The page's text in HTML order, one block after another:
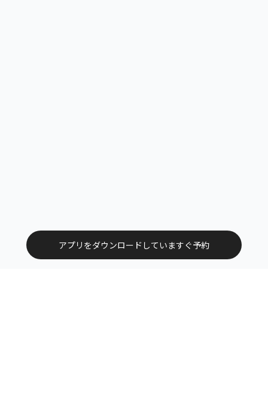
アプリをダウンロードしていますぐ予約